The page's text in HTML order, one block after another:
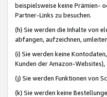
beispielsweise keine Prämien-
Partner-Links zu besuchen.
(h) Sie werden die Inhalte von
abfangen, aufzeichnen,
(i) Sie werden keine
Kunden der Amazon-
(j) Sie werden Funktionen von
(k) Sie werden keine